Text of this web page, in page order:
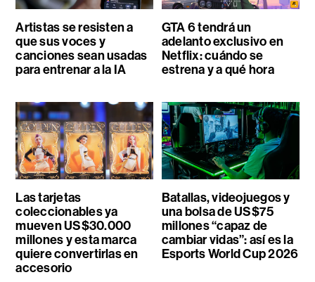
Artistas se resisten a
que sus voces y
canciones sean usadas
para entrenar a la IA
GTA 6 tendrá un
adelanto exclusivo en
Netflix: cuándo se
estrena y a qué hora
Las tarjetas
coleccionables ya
mueven US$30.000
millones y esta marca
quiere convertirlas en
accesorio
Batallas, videojuegos y
una bolsa de US$75
millones “capaz de
cambiar vidas”: así es la
Esports World Cup 2026